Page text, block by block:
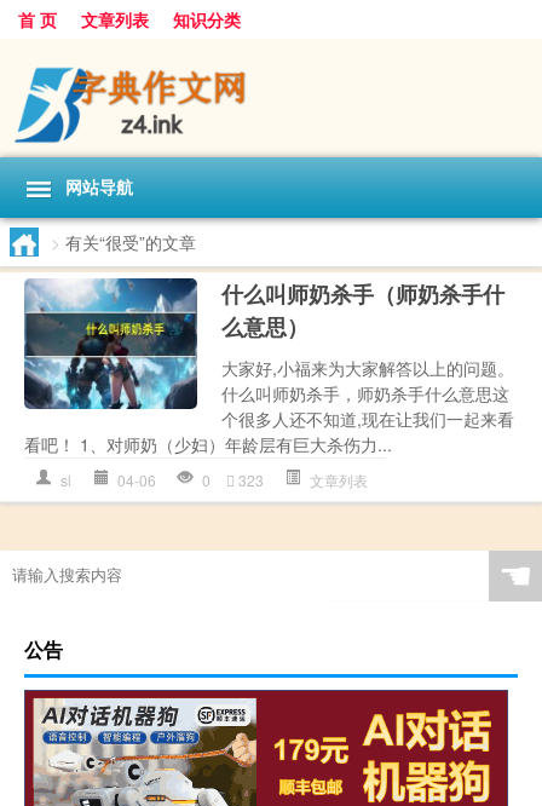
首 页 文章列表 知识分类
网站导航
> 有关“很受”的文章
什么叫师奶杀手（师奶杀手什
么意思）
大家好,小福来为大家解答以上的问题。
什么叫师奶杀手，师奶杀手什么意思这
个很多人还不知道,现在让我们一起来看
看吧！ 1、对师奶（少妇）年龄层有巨大杀伤力...
sl 04-06 0 323 文章列表
☚
公告